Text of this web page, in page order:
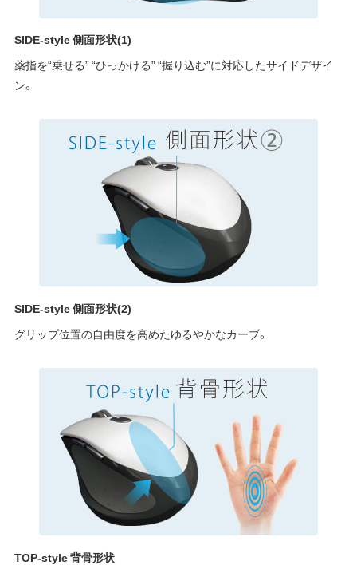
SIDE-style 側面形状(1)
薬指を“乗せる” “ひっかける” “握り込む”に対応したサイドデザイ
ン。
SIDE-style 側面形状(2)
グリップ位置の自由度を高めたゆるやかなカーブ。
TOP-style 背骨形状